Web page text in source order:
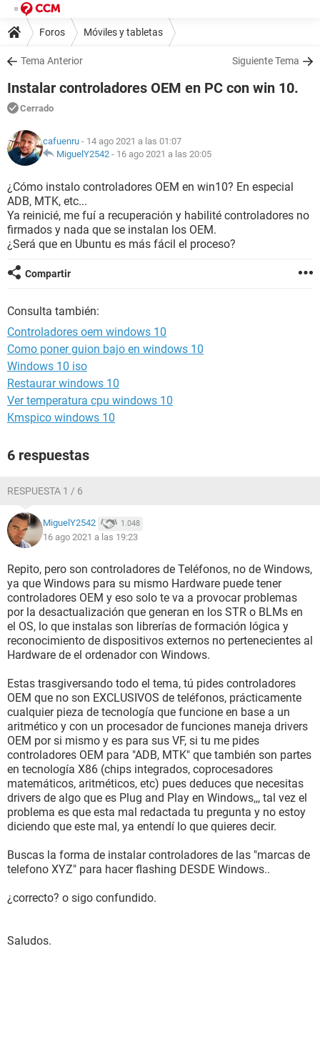
Foros Móviles y tabletas
Tema Anterior Siguiente Tema
Instalar controladores OEM en PC con win 10.
Cerrado
cafuenru - 14 ago 2021 a las 01:07
MiguelY2542 - 16 ago 2021 a las 20:05
¿Cómo instalo controladores OEM en win10? En especial
ADB, MTK, etc...
Ya reinicié, me fuí a recuperación y habilité controladores no
firmados y nada que se instalan los OEM.
¿Será que en Ubuntu es más fácil el proceso?
Compartir
Consulta también:
Controladores oem windows 10
Como poner guion bajo en windows 10
Windows 10 iso
Restaurar windows 10
Ver temperatura cpu windows 10
Kmspico windows 10
6 respuestas
RESPUESTA 1 / 6
MiguelY2542 1.048
16 ago 2021 a las 19:23
Repito, pero son controladores de Teléfonos, no de Windows,
ya que Windows para su mismo Hardware puede tener
controladores OEM y eso solo te va a provocar problemas
por la desactualización que generan en los STR o BLMs en
el OS, lo que instalas son librerías de formación lógica y
reconocimiento de dispositivos externos no pertenecientes al
Hardware de el ordenador con Windows.
Estas trasgiversando todo el tema, tú pides controladores
OEM que no son EXCLUSIVOS de teléfonos, prácticamente
cualquier pieza de tecnología que funcione en base a un
aritmético y con un procesador de funciones maneja drivers
OEM por si mismo y es para sus VF, si tu me pides
controladores OEM para "ADB, MTK" que también son partes
en tecnología X86 (chips integrados, coprocesadores
matemáticos, aritméticos, etc) pues deduces que necesitas
drivers de algo que es Plug and Play en Windows,,, tal vez el
problema es que esta mal redactada tu pregunta y no estoy
diciendo que este mal, ya entendí lo que quieres decir.
Buscas la forma de instalar controladores de las "marcas de
telefono XYZ" para hacer flashing DESDE Windows..
¿correcto? o sigo confundido.
Saludos.